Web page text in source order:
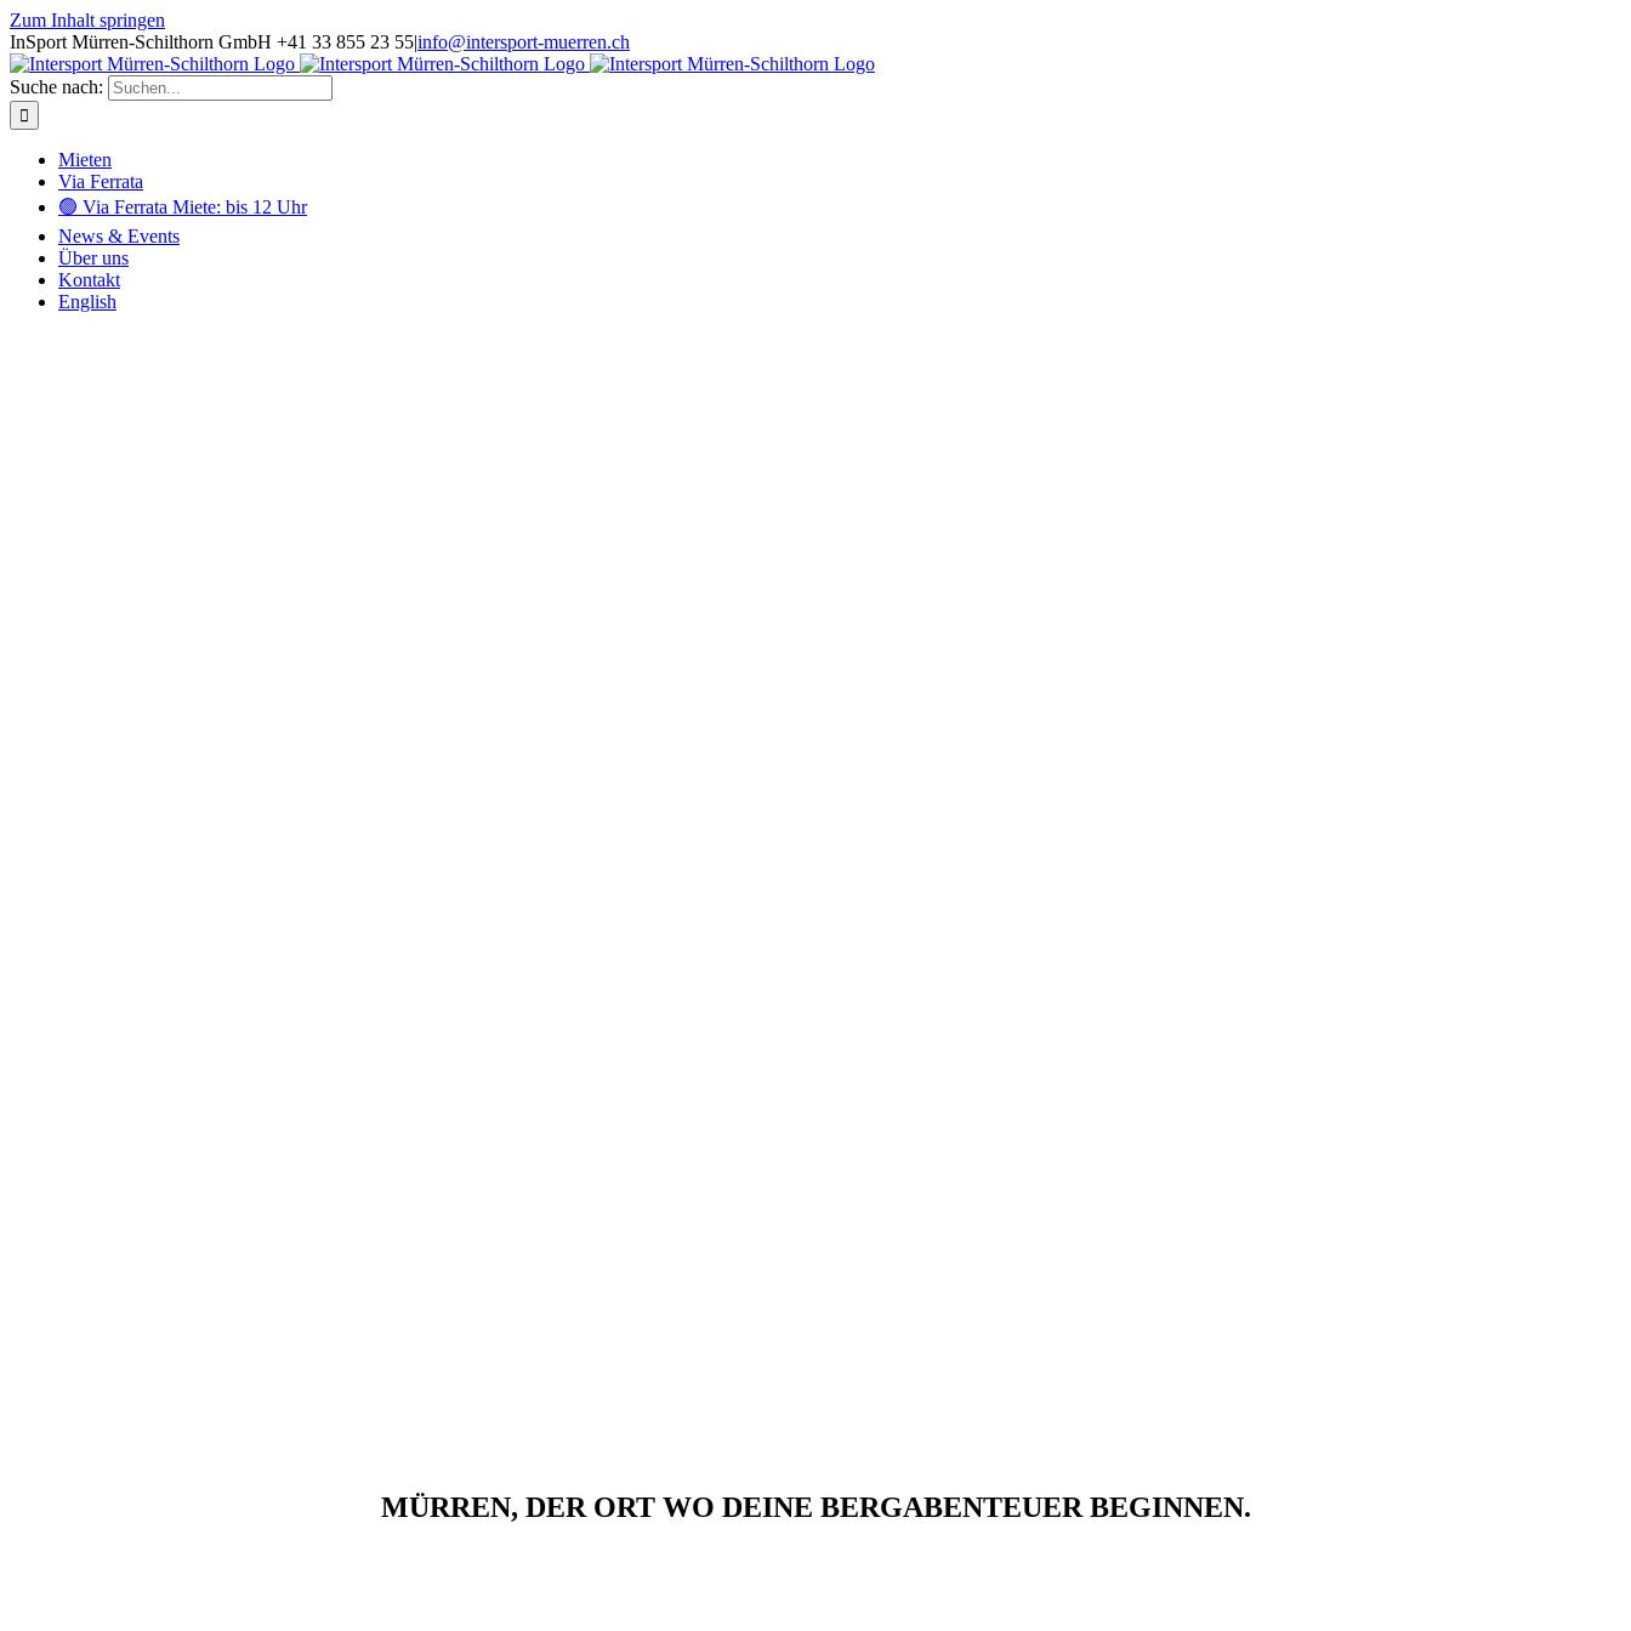
Zum Inhalt springen
InSport Mürren-Schilthorn GmbH +41 33 855 23 55|info@intersport-muerren.ch
Suche nach:
Mieten
Via Ferrata
🟢 Via Ferrata Miete: bis 12 Uhr
News & Events
Über uns
Kontakt
English
MÜRREN, DER ORT WO DEINE BERGABENTEUER BEGINNEN.